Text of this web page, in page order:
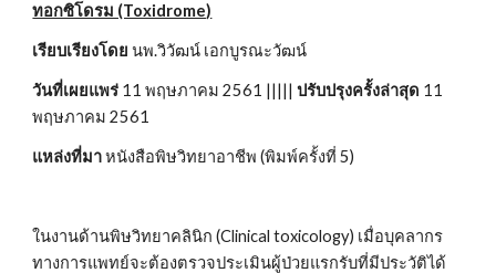
ทอกซิโดรม (Toxidrome)
เรียบเรียงโดย นพ.วิวัฒน์ เอกบูรณะวัฒน์
วันที่เผยแพร่ 11 พฤษภาคม 2561 ||||| ปรับปรุงครั้งล่าสุด 11
พฤษภาคม 2561
แหล่งที่มา หนังสือพิษวิทยาอาชีพ (พิมพ์ครั้งที่ 5)
ในงานด้านพิษวิทยาคลินิก (Clinical toxicology) เมื่อบุคลากร
ทางการแพทย์จะต้องตรวจประเมินผู้ป่วยแรกรับที่มีประวัติได้